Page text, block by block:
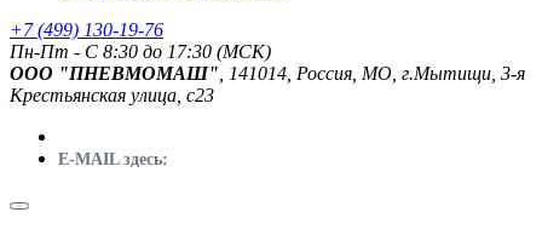
+7 (499) 130-19-76
Пн-Пт - C 8:30 до 17:30 (МСК)
ООО "ПНЕВМОМАШ" , 141014, Россия, МО, г.Мытищи, 3-я
Крестьянская улица, с23
E-MAIL здесь: